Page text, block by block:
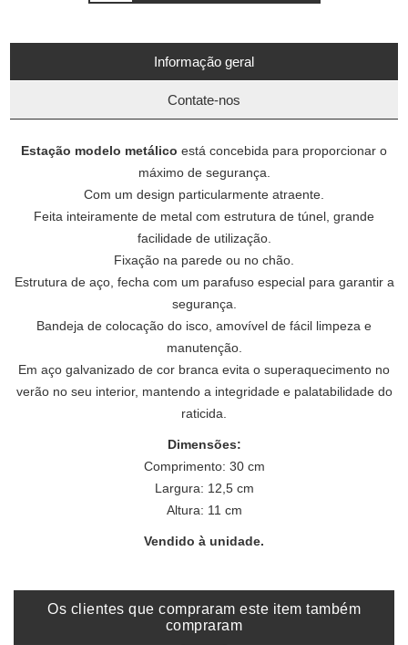
Informação geral
Contate-nos
Estação modelo metálico está concebida para proporcionar o
máximo de segurança.
Com um design particularmente atraente.
Feita inteiramente de metal com estrutura de túnel, grande
facilidade de utilização.
Fixação na parede ou no chão.
Estrutura de aço, fecha com um parafuso especial para garantir a
segurança.
Bandeja de colocação do isco, amovível de fácil limpeza e
manutenção.
Em aço galvanizado de cor branca evita o superaquecimento no
verão no seu interior, mantendo a integridade e palatabilidade do
raticida.
Dimensões:
Comprimento: 30 cm
Largura: 12,5 cm
Altura: 11 cm
Vendido à unidade.
Os clientes que compraram este item também
compraram